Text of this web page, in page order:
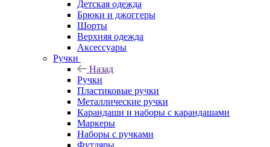
Детская одежда
Брюки и джоггеры
Шорты
Верхняя одежда
Аксессуары
Ручки
Назад
Ручки
Пластиковые ручки
Металлические ручки
Карандаши и наборы с карандашами
Маркеры
Наборы с ручками
Футляры